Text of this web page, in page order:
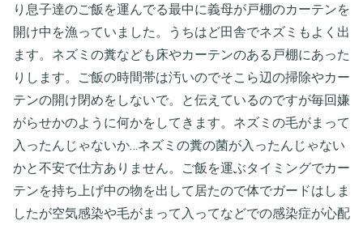
り息子達のご飯を運んでる最中に義母が戸棚のカーテンを
開け中を漁っていました。うちはど田舎でネズミもよく出
ます。ネズミの糞なども床やカーテンのある戸棚にあった
りします。ご飯の時間帯は汚いのでそこら辺の掃除やカー
テンの開け閉めをしないで。と伝えているのですが毎回嫌
がらせかのように何かをしてきます。ネズミの毛がまって
入ったんじゃないか…ネズミの糞の菌が入ったんじゃない
かと不安で仕方ありません。ご飯を運ぶタイミングでカー
テンを持ち上げ中の物を出して居たので体でガードはしま
したが空気感染や毛がまって入ってなどでの感染症が心配